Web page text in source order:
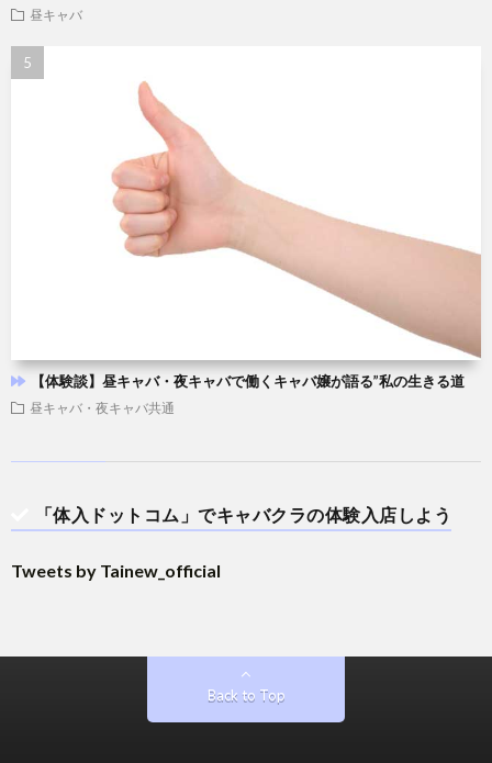
昼キャバ
【体験談】昼キャバ・夜キャバで働くキャバ嬢が語る”私の生きる道
昼キャバ・夜キャバ共通
「体入ドットコム」でキャバクラの体験入店しよう
Tweets by Tainew_official
Back to Top